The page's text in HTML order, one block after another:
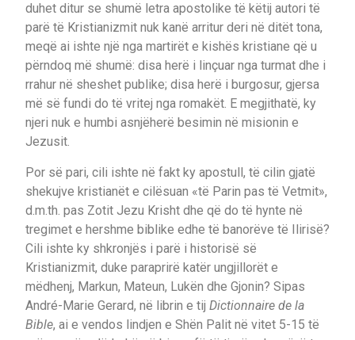
duhet ditur se shumë letra apostolike të këtij autori të
parë të Kristianizmit nuk kanë arritur deri në ditët tona,
meqë ai ishte një nga martirët e kishës kristiane që u
përndoq më shumë: disa herë i linçuar nga turmat dhe i
rrahur në sheshet publike; disa herë i burgosur, gjersa
më së fundi do të vritej nga romakët. E megjithatë, ky
njeri nuk e humbi asnjëherë besimin në misionin e
Jezusit.
Por së pari, cili ishte në fakt ky apostull, të cilin gjatë
shekujve kristianët e cilësuan «të Parin pas të Vetmit»,
d.m.th. pas Zotit Jezu Krisht dhe që do të hynte në
tregimet e hershme biblike edhe të banorëve të Ilirisë?
Cili ishte ky shkronjës i parë i historisë së
Kristianizmit, duke paraprirë katër ungjillorët e
mëdhenj, Markun, Mateun, Lukën dhe Gjonin? Sipas
André-Marie Gerard, në librin e tij Dictionnaire de la
Bible, ai e vendos lindjen e Shën Palit në vitet 5-15 të